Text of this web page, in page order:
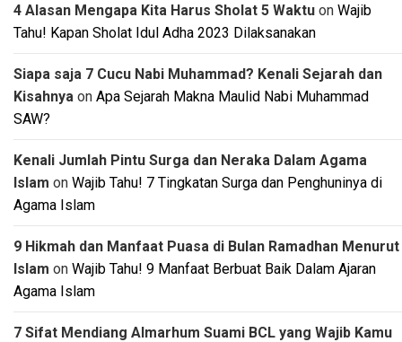
4 Alasan Mengapa Kita Harus Sholat 5 Waktu on Wajib
Tahu! Kapan Sholat Idul Adha 2023 Dilaksanakan
Siapa saja 7 Cucu Nabi Muhammad? Kenali Sejarah dan
Kisahnya on Apa Sejarah Makna Maulid Nabi Muhammad
SAW?
Kenali Jumlah Pintu Surga dan Neraka Dalam Agama
Islam on Wajib Tahu! 7 Tingkatan Surga dan Penghuninya di
Agama Islam
9 Hikmah dan Manfaat Puasa di Bulan Ramadhan Menurut
Islam on Wajib Tahu! 9 Manfaat Berbuat Baik Dalam Ajaran
Agama Islam
7 Sifat Mendiang Almarhum Suami BCL yang Wajib Kamu